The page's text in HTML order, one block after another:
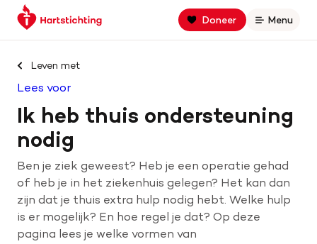
Spring
naar
Spring
naar
navigatie
Keer
terug
de
homepage
Doneer
Open
Menu
Zoek binnen hartstichting.nl
Zoeken
Home
Hart- en vaatziekten
Oorzaken
Leven met
Lees voor
Ik heb thuis ondersteuning
nodig
Ben je ziek geweest? Heb je een operatie gehad
of heb je in het ziekenhuis gelegen? Het kan dan
zijn dat je thuis extra hulp nodig hebt. Welke hulp
is er mogelijk? En hoe regel je dat? Op deze
pagina lees je welke vormen van